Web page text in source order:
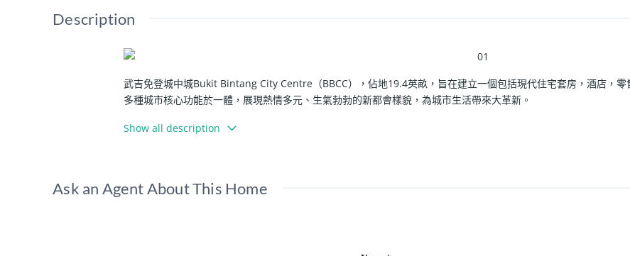
Description
武吉免登城中城Bukit Bintang City Centre（BBCC），佔地19.4英畝，旨在建立一個包括現代住宅套房，酒店，
多種城市核心功能於一體，展現熱情多元、生氣勃勃的新都會樣貌，為城市生活帶來大革新。
BBCC依國際標准設計規劃,將吸引來自全球各地的訪客。項目內設有一座公共交通中轉樞紐，含括既有的漢都亞輕
軌火車站（Hang Tuah Monorail Station）。此外，從武吉免登城中城（BBCC）還可銜接至默迪卡捷運站（
Show all description
Ask an Agent About This Home